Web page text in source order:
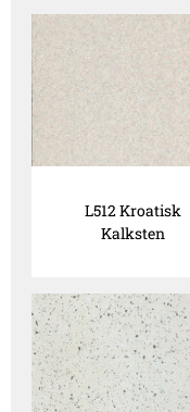
L512 Kroatisk
Kalksten